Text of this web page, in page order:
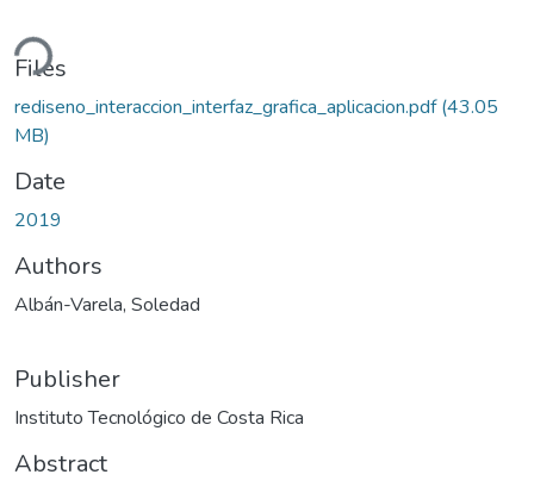
Files
rediseno_interaccion_interfaz_grafica_aplicacion.pdf(43.05
MB)
Date
2019
Authors
Albán-Varela, Soledad
Publisher
Instituto Tecnológico de Costa Rica
Abstract